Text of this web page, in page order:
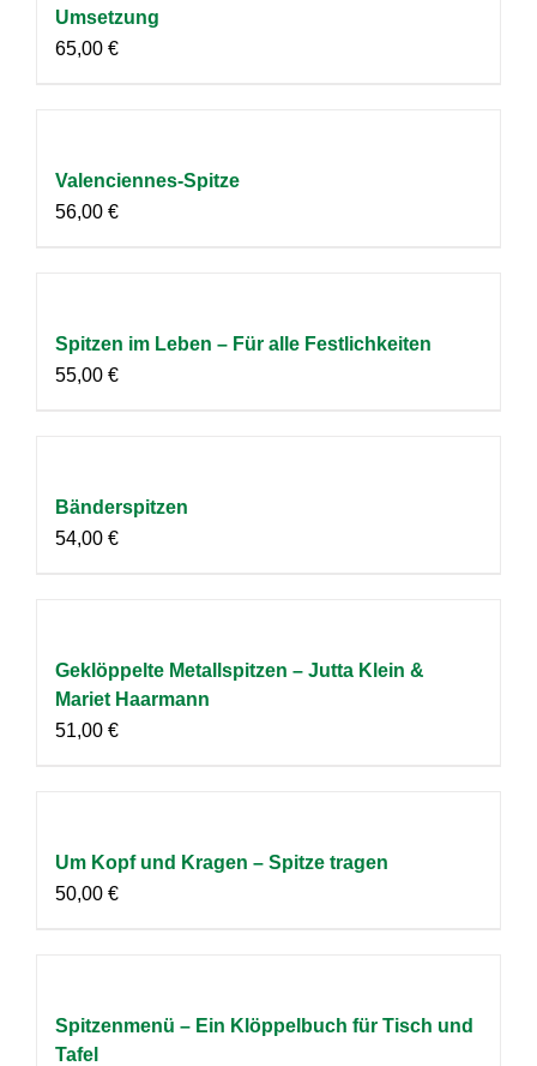
Umsetzung
65,00 €
Valenciennes-Spitze
56,00 €
Spitzen im Leben – Für alle Festlichkeiten
55,00 €
Bänderspitzen
54,00 €
Geklöppelte Metallspitzen – Jutta Klein &
Mariet Haarmann
51,00 €
Um Kopf und Kragen – Spitze tragen
50,00 €
Spitzenmenü – Ein Klöppelbuch für Tisch und
Tafel